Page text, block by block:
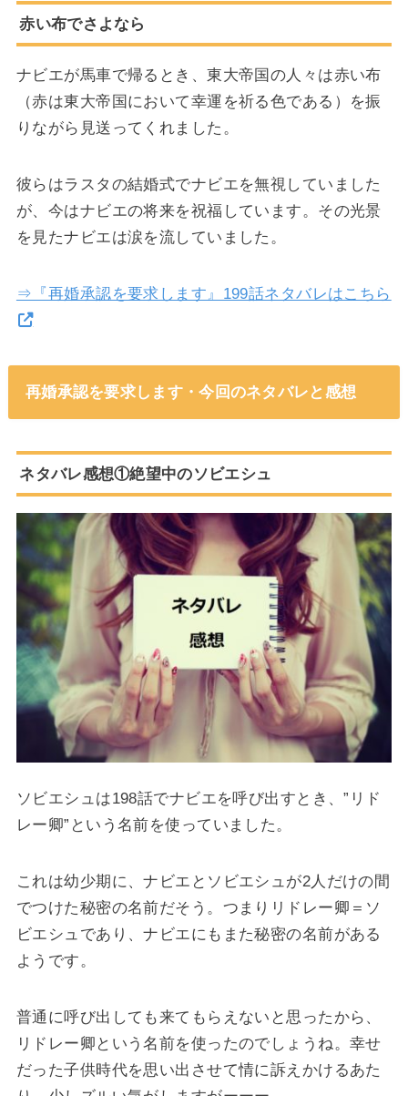
赤い布でさよなら
ナビエが馬車で帰るとき、東大帝国の人々は赤い布
（赤は東大帝国において幸運を祈る色である）を振
りながら見送ってくれました。
彼らはラスタの結婚式でナビエを無視していました
が、今はナビエの将来を祝福しています。その光景
を見たナビエは涙を流していました。
⇒『再婚承認を要求します』199話ネタバレはこちら
再婚承認を要求します・今回のネタバレと感想
ネタバレ感想①絶望中のソビエシュ
ソビエシュは198話でナビエを呼び出すとき、”リド
レー卿”という名前を使っていました。
これは幼少期に、ナビエとソビエシュが2人だけの間
でつけた秘密の名前だそう。つまりリドレー卿＝ソ
ビエシュであり、ナビエにもまた秘密の名前がある
ようです。
普通に呼び出しても来てもらえないと思ったから、
リドレー卿という名前を使ったのでしょうね。幸せ
だった子供時代を思い出させて情に訴えかけるあた